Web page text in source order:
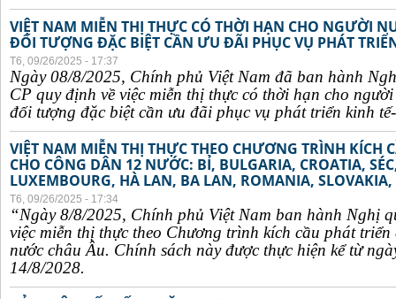
VIỆT NAM MIỄN THỊ THỰC CÓ THỜI HẠN CHO NGƯỜI
ĐỐI TƯỢNG ĐẶC BIỆT CẦN ƯU ĐÃI PHỤC VỤ PHÁT
T6, 09/26/2025 - 17:37
Ngày 08/8/2025, Chính phủ Việt Nam đã ban hành
CP quy định về việc miễn thị thực có thời hạn cho
đối tượng đặc biệt cần ưu đãi phục vụ phát triển kinh
VIỆT NAM MIỄN THỊ THỰC THEO CHƯƠNG TRÌNH KÍCH
CHO CÔNG DÂN 12 NƯỚC: BỈ, BULGARIA, CROATIA,
LUXEMBOURG, HÀ LAN, BA LAN, ROMANIA, SLOVAKIA,
T6, 09/26/2025 - 17:34
“Ngày 8/8/2025, Chính phủ Việt Nam ban hành Nghị
việc miễn thị thực theo Chương trình kích cầu phát
nước châu Âu. Chính sách này được thực hiện kể từ
14/8/2028.